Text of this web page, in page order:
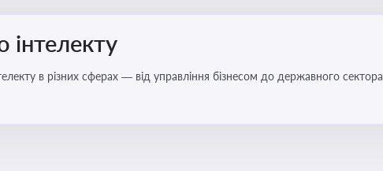
в різних сферах — від управління бізнесом до державного сектора